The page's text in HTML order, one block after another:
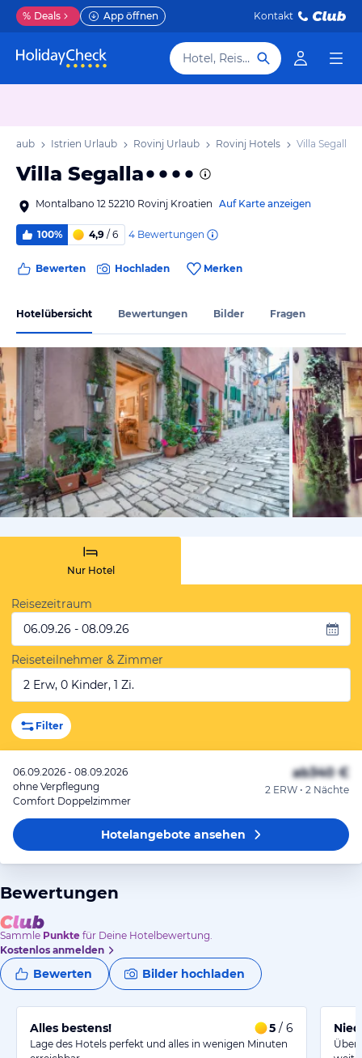
% Deals App öffnen Kontakt
Hotel, Reiseziel
Istrien Urlaub Rovinj Urlaub Rovinj Hotels Villa Segalla
Villa Segalla
Montalbano 12 52210 Rovinj Kroatien Auf Karte anzeigen
100% 4,9 / 6 4 Bewertungen
Bewerten Hochladen Merken
Hotelübersicht Bewertungen Bilder Fragen
von
Nur Hotel
Reisezeitraum
06.09.26 - 08.09.26
Reiseteilnehmer & Zimmer
2 Erw, 0 Kinder, 1 Zi.
Filter
06.09.2026 - 08.09.2026
ohne Verpflegung
Comfort Doppelzimmer
ab340 €
2 ERW • 2 Nächte
Hotelangeboteansehen
Bewertungen
Sammle Punkte für Deine Hotelbewertung.
Kostenlos anmelden
Bewerten Bilder hochladen
Alles bestens! 5 / 6
Lage des Hotels perfekt und alles in wenigen Minuten